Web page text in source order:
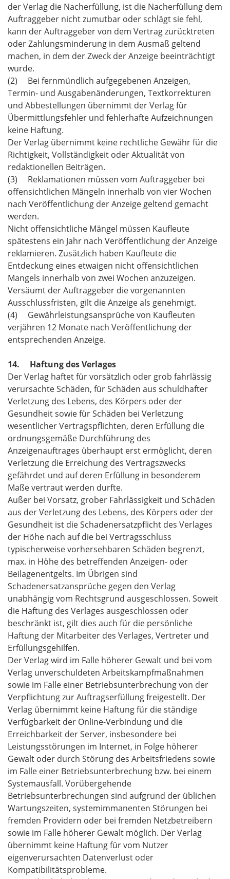
der Verlag die Nacherfüllung, ist die Nacherfüllung dem
Auftraggeber nicht zumutbar oder schlägt sie fehl,
kann der Auftraggeber von dem Vertrag zurücktreten
oder Zahlungsminderung in dem Ausmaß geltend
machen, in dem der Zweck der Anzeige beeinträchtigt
wurde.
(2) Bei fernmündlich aufgegebenen Anzeigen,
Termin- und Ausgabenänderungen, Textkorrekturen
und Abbestellungen übernimmt der Verlag für
Übermittlungsfehler und fehlerhafte Aufzeichnungen
keine Haftung.
Der Verlag übernimmt keine rechtliche Gewähr für die
Richtigkeit, Vollständigkeit oder Aktualität von
redaktionellen Beiträgen.
(3) Reklamationen müssen vom Auftraggeber bei
offensichtlichen Mängeln innerhalb von vier Wochen
nach Veröffentlichung der Anzeige geltend gemacht
werden.
Nicht offensichtliche Mängel müssen Kaufleute
spätestens ein Jahr nach Veröffentlichung der Anzeige
reklamieren. Zusätzlich haben Kaufleute die
Entdeckung eines etwaigen nicht offensichtlichen
Mangels innerhalb von zwei Wochen anzuzeigen.
Versäumt der Auftraggeber die vorgenannten
Ausschlussfristen, gilt die Anzeige als genehmigt.
(4) Gewährleistungsansprüche von Kaufleuten
verjähren 12 Monate nach Veröffentlichung der
entsprechenden Anzeige.
14. Haftung des Verlages
Der Verlag haftet für vorsätzlich oder grob fahrlässig
verursachte Schäden, für Schäden aus schuldhafter
Verletzung des Lebens, des Körpers oder der
Gesundheit sowie für Schäden bei Verletzung
wesentlicher Vertragspflichten, deren Erfüllung die
ordnungsgemäße Durchführung des
Anzeigenauftrages überhaupt erst ermöglicht, deren
Verletzung die Erreichung des Vertragszwecks
gefährdet und auf deren Erfüllung in besonderem
Maße vertraut werden durfte.
Außer bei Vorsatz, grober Fahrlässigkeit und Schäden
aus der Verletzung des Lebens, des Körpers oder der
Gesundheit ist die Schadenersatzpflicht des Verlages
der Höhe nach auf die bei Vertragsschluss
typischerweise vorhersehbaren Schäden begrenzt,
max. in Höhe des betreffenden Anzeigen- oder
Beilagenentgelts. Im Übrigen sind
Schadenersatzansprüche gegen den Verlag
unabhängig vom Rechtsgrund ausgeschlossen. Soweit
die Haftung des Verlages ausgeschlossen oder
beschränkt ist, gilt dies auch für die persönliche
Haftung der Mitarbeiter des Verlages, Vertreter und
Erfüllungsgehilfen.
Der Verlag wird im Falle höherer Gewalt und bei vom
Verlag unverschuldeten Arbeitskampfmaßnahmen
sowie im Falle einer Betriebsunterbrechung von der
Verpflichtung zur Auftragserfüllung freigestellt. Der
Verlag übernimmt keine Haftung für die ständige
Verfügbarkeit der Online-Verbindung und die
Erreichbarkeit der Server, insbesondere bei
Leistungsstörungen im Internet, in Folge höherer
Gewalt oder durch Störung des Arbeitsfriedens sowie
im Falle einer Betriebsunterbrechung bzw. bei einem
Systemausfall. Vorübergehende
Betriebsunterbrechungen sind aufgrund der üblichen
Wartungszeiten, systemimmanenten Störungen bei
fremden Providern oder bei fremden Netzbetreibern
sowie im Falle höherer Gewalt möglich. Der Verlag
übernimmt keine Haftung für vom Nutzer
eigenverursachten Datenverlust oder
Kompatibilitätsprobleme.